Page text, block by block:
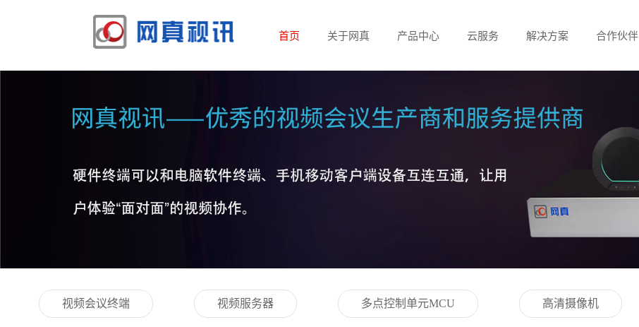
首页 关于网真 产品中心 云服务 解决方案 合作伙伴
视频会议终端 视频服务器 多点控制单元MCU 高清摄像机